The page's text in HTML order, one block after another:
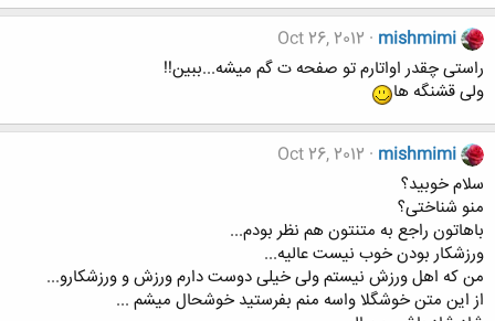
mishmimi
Oct 26, 2012
راستی چقدر اواتارم تو صفحه ت گم میشه...ببین!!
ولی قشنگه ها
mishmimi
Oct 26, 2012
سلام خوبید؟
منو شناختی؟
باهاتون راجع به متنتون هم نظر بودم...
ورزشکار بودن خوب نیست عالیه...
من که اهل ورزش نیستم ولی خیلی دوست دارم ورزش و ورزشکارو...
از این متن خوشگلا واسه منم بفرستید خوشحال میشم ...